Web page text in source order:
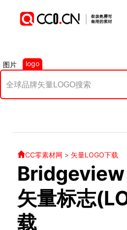
图片 logo
CC零素材网 > 矢量LOGO下载
矢量标志
载